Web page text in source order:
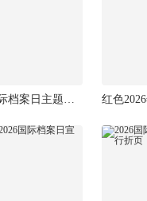
党建风2026年国际档案日主题三折页单页